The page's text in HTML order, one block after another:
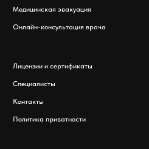
Медицинская эвакуация
Онлайн-консультация врача
Лицензии и сертификаты
Специалисты
Контакты
Политика приватности